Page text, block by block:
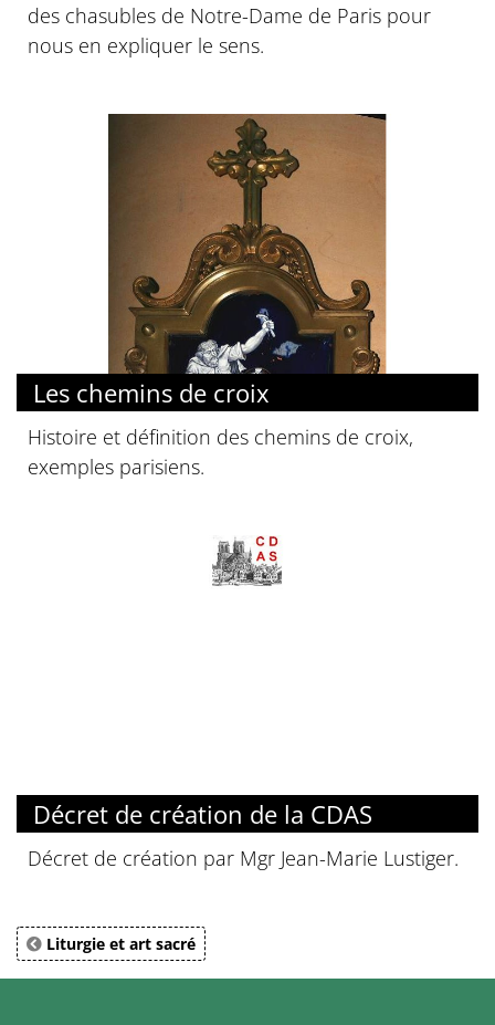
des chasubles de Notre-Dame de Paris pour
nous en expliquer le sens.
Les chemins de croix
Histoire et définition des chemins de croix,
exemples parisiens.
Décret de création de la CDAS
Décret de création par Mgr Jean-Marie Lustiger.
Liturgie et art sacré